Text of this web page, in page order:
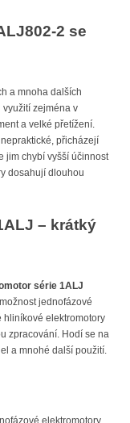
2 se
a mnoha dalších
využití zejména v
a velké přetížení.
přicházejí
jim chybí vyšší účinnost
dosahují dlouhou
– krátký
série 1ALJ
jednofázové
hliníkové elektromotory
zpracování. Hodí se na
a mnohé další použití.
elektromotory